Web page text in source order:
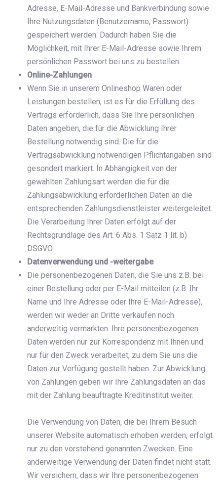
Adresse, E-Mail-Adresse und Bankverbindung sowie
Ihre Nutzungsdaten (Benutzername, Passwort)
gespeichert werden. Dadurch haben Sie die
Möglichkeit, mit Ihrer E-Mail-Adresse sowie Ihrem
persönlichen Passwort bei uns zu bestellen.
Online-Zahlungen
Wenn Sie in unserem Onlineshop Waren oder
Leistungen bestellen, ist es für die Erfüllung des
Vertrags erforderlich, dass Sie Ihre persönlichen
Daten angeben, die für die Abwicklung Ihrer
Bestellung notwendig sind. Die für die
Vertragsabwicklung notwendigen Pflichtangaben sind
gesondert markiert. In Abhängigkeit von der
gewählten Zahlungsart werden die für die
Zahlungsabwicklung erforderlichen Daten an die
entsprechenden Zahlungsdienstleister weitergeleitet.
Die Verarbeitung Ihrer Daten erfolgt auf der
Rechtsgrundlage des Art. 6 Abs. 1 Satz 1 lit. b)
DSGVO.
Datenverwendung und -weitergabe
Die personenbezogenen Daten, die Sie uns z.B. bei
einer Bestellung oder per E-Mail mitteilen (z.B. Ihr
Name und Ihre Adresse oder Ihre E-Mail-Adresse),
werden wir weder an Dritte verkaufen noch
anderweitig vermarkten. Ihre personenbezogenen
Daten werden nur zur Korrespondenz mit Ihnen und
nur für den Zweck verarbeitet, zu dem Sie uns die
Daten zur Verfügung gestellt haben. Zur Abwicklung
von Zahlungen geben wir Ihre Zahlungsdaten an das
mit der Zahlung beauftragte Kreditinstitut weiter.
Die Verwendung von Daten, die bei Ihrem Besuch
unserer Website automatisch erhoben werden, erfolgt
nur zu den vorstehend genannten Zwecken. Eine
anderweitige Verwendung der Daten findet nicht statt.
Wir versichern, dass wir Ihre personenbezogenen